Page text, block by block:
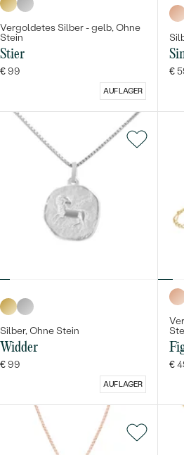
Vergoldetes Silber - gelb, Ohne
Stein
Stier
€ 99
AUF LAGER
€
Silber, Ohne Stein
Widder
€ 99
AUF LAGER
€